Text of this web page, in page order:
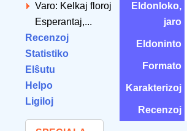
Varo: Kelkaj floroj
Esperantaj,...
Recenzoj
Statistiko
Elŝutu
Helpo
Ligiloj
Eldonloko,
jaro
Eldoninto
Formato
Karakterizoj
Recenzoj